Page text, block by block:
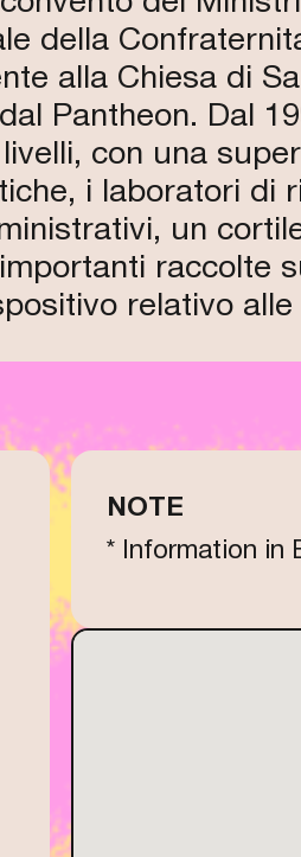
della
alla Chiesa di
Pantheon. Dal
con una
i laboratori di
un
raccolte
relativo
NOTE
* Information in